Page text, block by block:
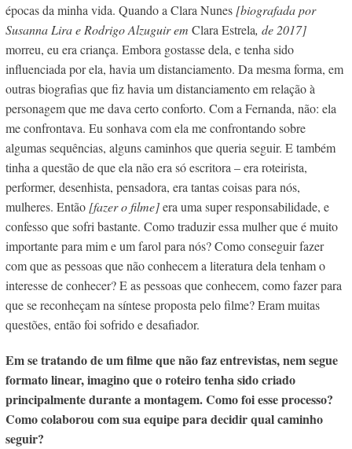
épocas da minha vida. Quando a Clara Nunes [biografada por
Susanna Lira e Rodrigo Alzuguir em Clara Estrela, de 2017]
morreu, eu era criança. Embora gostasse dela, e tenha sido
influenciada por ela, havia um distanciamento. Da mesma forma, em
outras biografias que fiz havia um distanciamento em relação à
personagem que me dava certo conforto. Com a Fernanda, não: ela
me confrontava. Eu sonhava com ela me confrontando sobre
algumas sequências, alguns caminhos que queria seguir. E também
tinha a questão de que ela não era só escritora – era roteirista,
performer, desenhista, pensadora, era tantas coisas para nós,
mulheres. Então[fazer o filme]era uma super responsabilidade, e
confesso que sofri bastante. Como traduzir essa mulher que é muito
importante para mim e um farol para nós? Como conseguir fazer
com que as pessoas que não conhecem a literatura dela tenham o
interesse de conhecer? E as pessoas que conhecem, como fazer para
que se reconheçam na síntese proposta pelo filme? Eram muitas
questões, então foi sofrido e desafiador.
Em se tratando de um filme que não faz entrevistas, nem segue
formato linear, imagino que o roteiro tenha sido criado
principalmente durante a montagem. Como foi esse processo?
Como colaborou com sua equipe para decidir qual caminho
seguir?